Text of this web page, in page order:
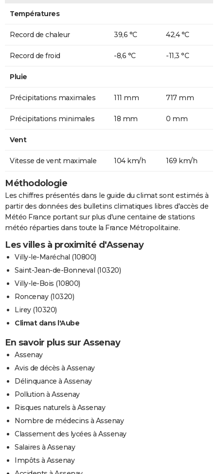
Températures
Record de chaleur 39,6 °C 42,4 °C
Record de froid -8,6 °C -11,3 °C
Pluie
Précipitations maximales 111 mm 717 mm
Précipitations minimales 18 mm 0 mm
Vent
Vitesse de vent maximale 104 km/h 169 km/h
Méthodologie
Les chiffres présentés dans le guide du climat sont estimés à
partir des données des bulletins climatiques libres d'accès de
Météo France portant sur plus d'une centaine de stations
météo réparties dans toute la France Métropolitaine.
Les villes à proximité d'Assenay
Villy-le-Maréchal (10800)
Saint-Jean-de-Bonneval (10320)
Villy-le-Bois (10800)
Roncenay (10320)
Lirey (10320)
Climat dans l'Aube
En savoir plus sur Assenay
Assenay
Avis de décès à Assenay
Délinquance à Assenay
Pollution à Assenay
Risques naturels à Assenay
Nombre de médecins à Assenay
Classement des lycées à Assenay
Salaires à Assenay
Impôts à Assenay